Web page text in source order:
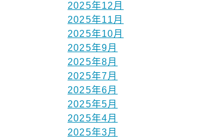
2025年12月
2025年11月
2025年10月
2025年9月
2025年8月
2025年7月
2025年6月
2025年5月
2025年4月
2025年3月